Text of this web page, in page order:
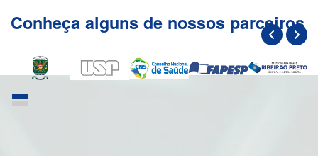
Conheça alguns de nossos parceiros